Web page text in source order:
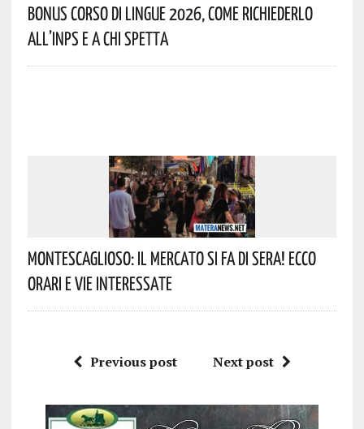
Bonus Corso Di Lingue 2026, Come Richiederlo
All’INPS E A Chi Spetta
Montescaglioso: Il Mercato Si Fa Di Sera! Ecco
Orari E Vie Interessate
Previous post Next post